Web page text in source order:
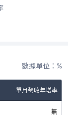
數據單位：%
單月營收年增率
無